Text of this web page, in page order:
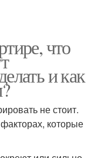
что
и как
не стоит.
которые